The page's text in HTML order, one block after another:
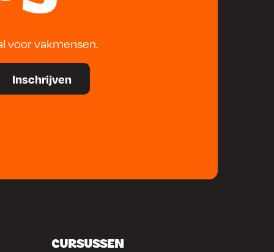
voor vakmensen.
CURSUSSEN